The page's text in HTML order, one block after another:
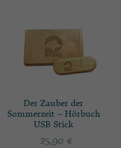
Der Zauber der
Sommerzeit – Hörbuch
USB Stick
25,90 €